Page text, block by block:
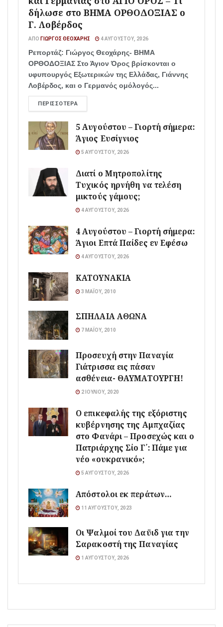
δήλωσε στο ΒΗΜΑ ΟΡΘΟΔΟΞΙΑΣ ο
Γ. Λοβέρδος
ΑΠΌ ΓΙΏΡΓΟΣ ΘΕΟΧΆΡΗΣ 4 ΑΥΓΟΎΣΤΟΥ, 2026
Ρεπορτάζ: Γιώργος Θεοχάρης- ΒΗΜΑ
ΟΡΘΟΔΟΞΙΑΣ Στο Άγιον Όρος βρίσκονται ο
υφυπουργός Εξωτερικών της Ελλάδας, Γιάννης
Λοβέρδος, και ο Γερμανός ομόλογός...
ΠΕΡΙΣΣΌΤΕΡΑ
5 Αυγούστου – Γιορτή σήμερα:
Άγιος Ευσίγνιος
5 ΑΥΓΟΎΣΤΟΥ, 2026
Διατί ο Μητροπολίτης
Τυχικός ηρνήθη να τελέση
μικτούς γάμους;
4 ΑΥΓΟΎΣΤΟΥ, 2026
4 Αυγούστου – Γιορτή σήμερα:
Άγιοι Επτά Παίδες εν Εφέσω
4 ΑΥΓΟΎΣΤΟΥ, 2026
ΚΑΤΟΥΝΑΚΙΑ
3 ΜΑΪ́ΟΥ, 2010
ΣΠΗΛΑΙΑ ΑΘΩΝΑ
7 ΜΑΪ́ΟΥ, 2010
Προσευχή στην Παναγία
Γιάτρισσα εις πάσαν
ασθένεια- ΘΑΥΜΑΤΟΥΡΓΗ!
2 ΙΟΥΛΊΟΥ, 2020
Ο επικεφαλής της εξόριστης
κυβέρνησης της Αμπχαζίας
στο Φανάρι – Προσεχώς και ο
Πατριάρχης Σίο Γ΄: Πάμε για
νέο «ουκρανικό»;
5 ΑΥΓΟΎΣΤΟΥ, 2026
Απόστολοι εκ περάτων…
11 ΑΥΓΟΎΣΤΟΥ, 2023
Οι Ψαλμοί του Δαϋιδ για την
Σαρακοστή της Παναγίας
1 ΑΥΓΟΎΣΤΟΥ, 2026